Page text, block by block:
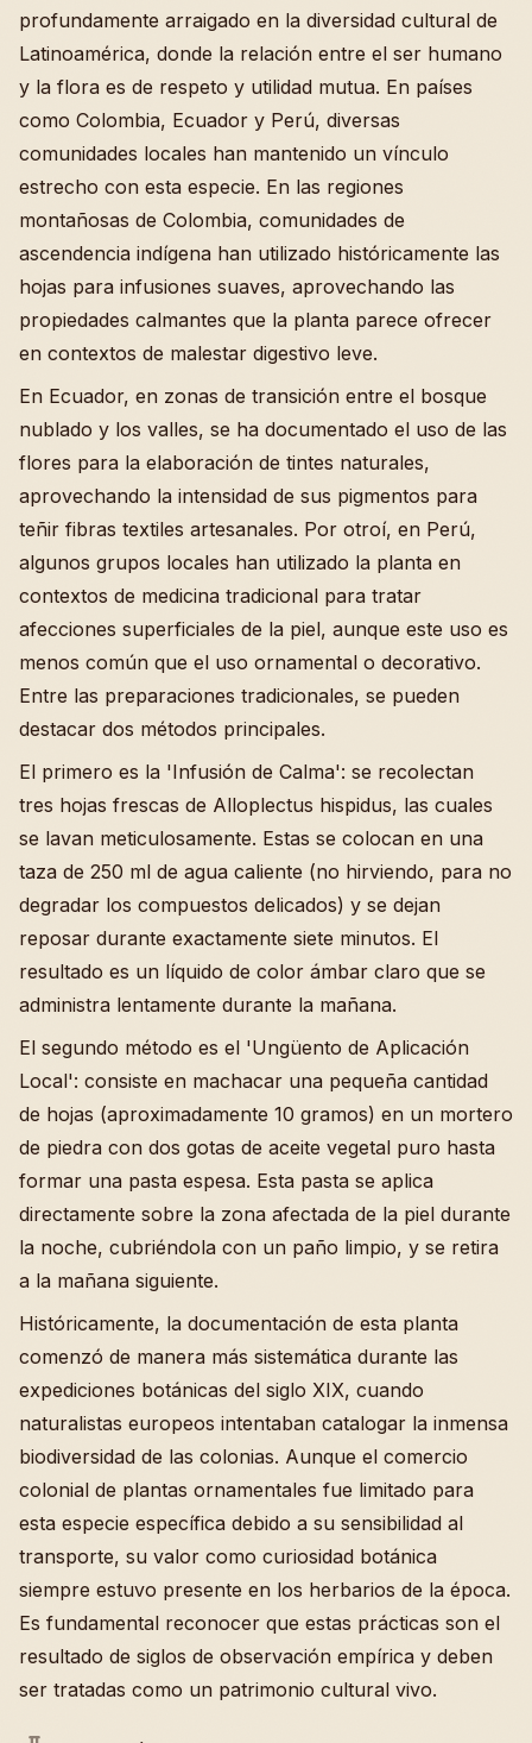
profundamente arraigado en la diversidad cultural de
Latinoamérica, donde la relación entre el ser humano
y la flora es de respeto y utilidad mutua. En países
como Colombia, Ecuador y Perú, diversas
comunidades locales han mantenido un vínculo
estrecho con esta especie. En las regiones
montañosas de Colombia, comunidades de
ascendencia indígena han utilizado históricamente las
hojas para infusiones suaves, aprovechando las
propiedades calmantes que la planta parece ofrecer
en contextos de malestar digestivo leve.
En Ecuador, en zonas de transición entre el bosque
nublado y los valles, se ha documentado el uso de las
flores para la elaboración de tintes naturales,
aprovechando la intensidad de sus pigmentos para
teñir fibras textiles artesanales. Por otroí, en Perú,
algunos grupos locales han utilizado la planta en
contextos de medicina tradicional para tratar
afecciones superficiales de la piel, aunque este uso es
menos común que el uso ornamental o decorativo.
Entre las preparaciones tradicionales, se pueden
destacar dos métodos principales.
El primero es la 'Infusión de Calma': se recolectan
tres hojas frescas de Alloplectus hispidus, las cuales
se lavan meticulosamente. Estas se colocan en una
taza de 250 ml de agua caliente (no hirviendo, para no
degradar los compuestos delicados) y se dejan
reposar durante exactamente siete minutos. El
resultado es un líquido de color ámbar claro que se
administra lentamente durante la mañana.
El segundo método es el 'Ungüento de Aplicación
Local': consiste en machacar una pequeña cantidad
de hojas (aproximadamente 10 gramos) en un mortero
de piedra con dos gotas de aceite vegetal puro hasta
formar una pasta espesa. Esta pasta se aplica
directamente sobre la zona afectada de la piel durante
la noche, cubriéndola con un paño limpio, y se retira
a la mañana siguiente.
Históricamente, la documentación de esta planta
comenzó de manera más sistemática durante las
expediciones botánicas del siglo XIX, cuando
naturalistas europeos intentaban catalogar la inmensa
biodiversidad de las colonias. Aunque el comercio
colonial de plantas ornamentales fue limitado para
esta especie específica debido a su sensibilidad al
transporte, su valor como curiosidad botánica
siempre estuvo presente en los herbarios de la época.
Es fundamental reconocer que estas prácticas son el
resultado de siglos de observación empírica y deben
ser tratadas como un patrimonio cultural vivo.